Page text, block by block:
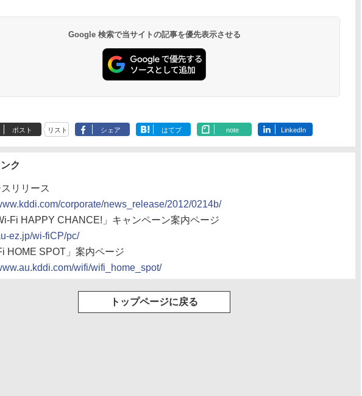
Google 検索で当サイトの記事を優先表示させる
ポスト リスト シェア はてブ note LinkedIn
ク
リリース
corporate/news_release/2012/0214b/
Fi HAPPY CHANCE!」キャンペーン案内ページ
ez.jp/wi-fiCP/pc/
HOME SPOT」案内ページ
wifi/wifi_home_spot/
トップページに戻る